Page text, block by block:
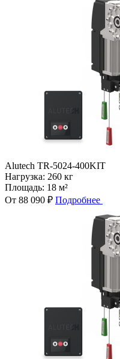
Alutech TR-5024-400KIT
Нагрузка: 260 кг
Площадь: 18 м²
От 88 090 ₽ Подробнее